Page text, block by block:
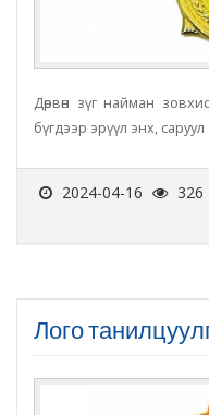
Дөрвөн зүг найман
бүгдээр эрүүл энх,
2024-04-16
326
Лого